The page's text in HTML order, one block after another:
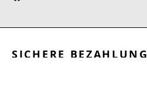
SICHERE BEZAHLUNG